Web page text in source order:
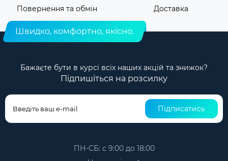
Повернення та обмін Доставка
Швидко, комфортно, якісно.
Бажаєте бути в курсі всіх наших акцій та знижок?
Підпишіться на розсилку
Підписатись
ПН-СБ: с 9:00 до 18:00